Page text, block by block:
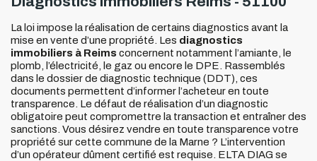
La loi impose la réalisation de certains diagnostics avant la
mise en vente d’une propriété. Les diagnostics
immobiliers à Reims concernent notamment l’amiante, le
plomb, l’électricité, le gaz ou encore le DPE. Rassemblés
dans le dossier de diagnostic technique (DDT), ces
documents permettent d’informer l’acheteur en toute
transparence. Le défaut de réalisation d’un diagnostic
obligatoire peut compromettre la transaction et entraîner des
sanctions. Vous désirez vendre en toute transparence votre
propriété sur cette commune de la Marne ? L’intervention
d’un opérateur dûment certifié est requise. ELTA DIAG se